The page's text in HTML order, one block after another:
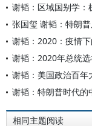
谢韬：区域国别学：
张国玺 谢韬：特朗
谢韬：2020：疫情
谢韬：2020年总统
谢韬：美国政治百
谢韬：特朗普时代
相同主题阅读